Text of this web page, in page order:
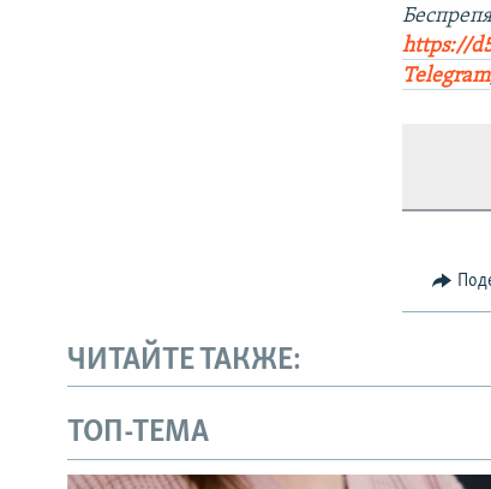
https://
Telegram
ЧИТАЙТЕ ТАКЖЕ:
ТОП-ТЕМА